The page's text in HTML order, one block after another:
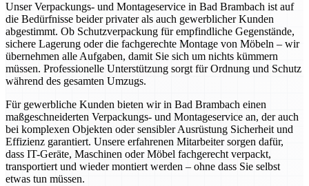
Unser Verpackungs- und Montageservice in Bad Brambach ist auf
die Bedürfnisse beider privater als auch gewerblicher Kunden
abgestimmt. Ob Schutzverpackung für empfindliche Gegenstände,
sichere Lagerung oder die fachgerechte Montage von Möbeln – wir
übernehmen alle Aufgaben, damit Sie sich um nichts kümmern
müssen. Professionelle Unterstützung sorgt für Ordnung und Schutz
während des gesamten Umzugs.
Für gewerbliche Kunden bieten wir in Bad Brambach einen
maßgeschneiderten Verpackungs- und Montageservice an, der auch
bei komplexen Objekten oder sensibler Ausrüstung Sicherheit und
Effizienz garantiert. Unsere erfahrenen Mitarbeiter sorgen dafür,
dass IT-Geräte, Maschinen oder Möbel fachgerecht verpackt,
transportiert und wieder montiert werden – ohne dass Sie selbst
etwas tun müssen.